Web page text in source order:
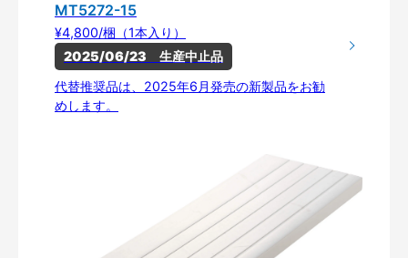
MT5272-15
¥4,800/梱（1本入り）
2025/06/23　生産中止品
代替推奨品は、2025年6月発売の新製品をお勧
めします。